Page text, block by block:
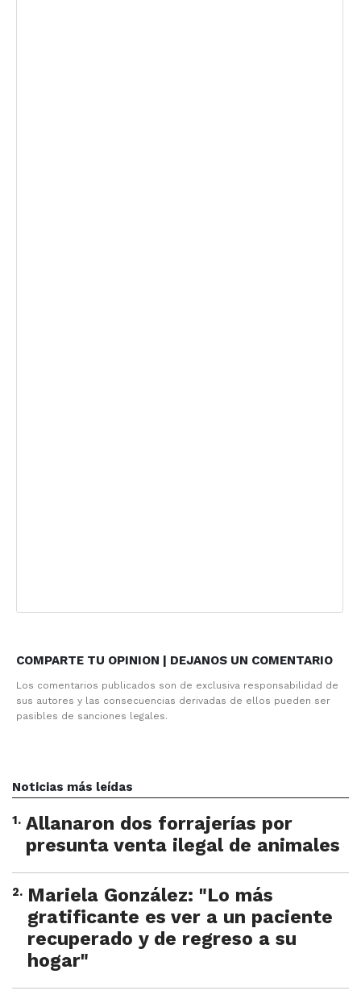
COMPARTE TU OPINION | DEJANOS UN COMENTARIO
Los comentarios publicados son de exclusiva responsabilidad de
sus autores y las consecuencias derivadas de ellos pueden ser
pasibles de sanciones legales.
Noticias más leídas
1. Allanaron dos forrajerías por
presunta venta ilegal de animales
2. Mariela González: "Lo más
gratificante es ver a un paciente
recuperado y de regreso a su
hogar"